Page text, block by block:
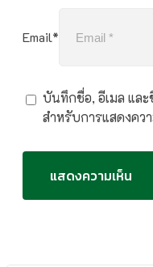
Email*
บันทึกชื่อ, อีเมล และ
สำหรับการแสดงคว